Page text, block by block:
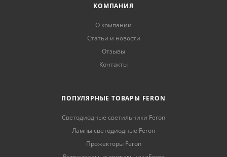
КОМПАНИЯ
О компании
Статьи и новости
Отзывы
Контакты
ПОПУЛЯРНЫЕ ТОВАРЫ FERON
Светодиодные светильники Feron
Лампы светодиодные Feron
Прожекторы Feron